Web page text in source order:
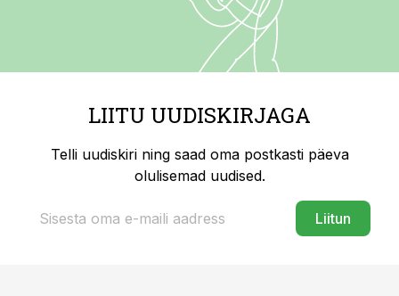
LIITU UUDISKIRJAGA
Telli uudiskiri ning saad oma postkasti päeva
olulisemad uudised.
Liitun